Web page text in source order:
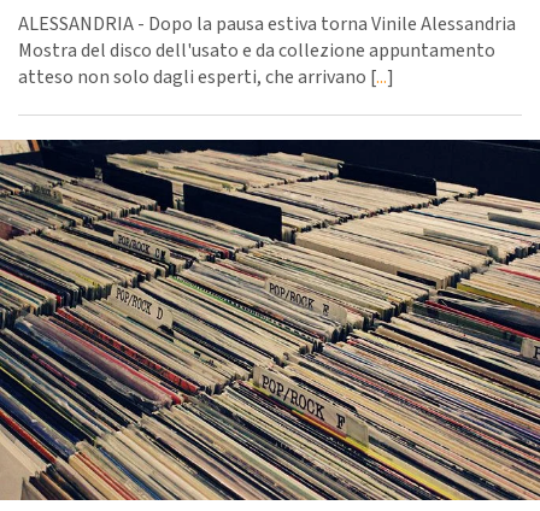
ALESSANDRIA - Dopo la pausa estiva torna Vinile Alessandria
Mostra del disco dell'usato e da collezione appuntamento
atteso non solo dagli esperti, che arrivano [...]